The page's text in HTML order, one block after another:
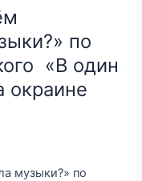
по
«В один
окраине
музыки?» по